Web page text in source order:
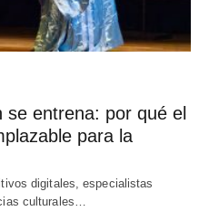
se entrena: por qué el
para la
digitales, especialistas
culturales…